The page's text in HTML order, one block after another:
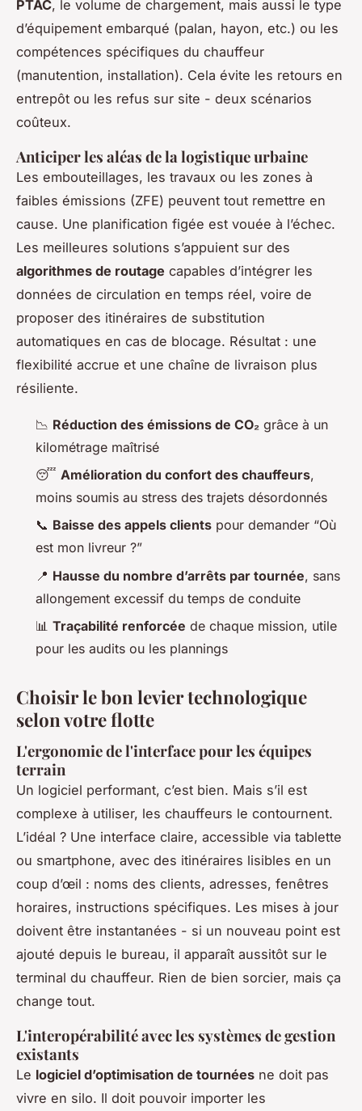
PTAC, le volume de chargement, mais aussi le type
d’équipement embarqué (palan, hayon, etc.) ou les
compétences spécifiques du chauffeur
(manutention, installation). Cela évite les retours en
entrepôt ou les refus sur site - deux scénarios
coûteux.
Anticiper les aléas de la logistique urbaine
Les embouteillages, les travaux ou les zones à
faibles émissions (ZFE) peuvent tout remettre en
cause. Une planification figée est vouée à l’échec.
Les meilleures solutions s’appuient sur des
algorithmes de routage capables d’intégrer les
données de circulation en temps réel, voire de
proposer des itinéraires de substitution
automatiques en cas de blocage. Résultat : une
flexibilité accrue et une chaîne de livraison plus
résiliente.
📉 Réduction des émissions de CO₂ grâce à un
kilométrage maîtrisé
😴 Amélioration du confort des chauffeurs,
moins soumis au stress des trajets désordonnés
📞 Baisse des appels clients pour demander “Où
est mon livreur ?”
📍 Hausse du nombre d’arrêts par tournée, sans
allongement excessif du temps de conduite
📊 Traçabilité renforcée de chaque mission, utile
pour les audits ou les plannings
Choisir le bon levier technologique
selon votre flotte
L'ergonomie de l'interface pour les équipes
terrain
Un logiciel performant, c’est bien. Mais s’il est
complexe à utiliser, les chauffeurs le contournent.
L’idéal ? Une interface claire, accessible via tablette
ou smartphone, avec des itinéraires lisibles en un
coup d’œil : noms des clients, adresses, fenêtres
horaires, instructions spécifiques. Les mises à jour
doivent être instantanées - si un nouveau point est
ajouté depuis le bureau, il apparaît aussitôt sur le
terminal du chauffeur. Rien de bien sorcier, mais ça
change tout.
L'interopérabilité avec les systèmes de gestion
existants
Le logiciel d’optimisation de tournées ne doit pas
vivre en silo. Il doit pouvoir importer les